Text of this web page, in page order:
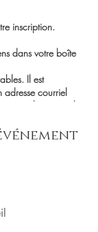
inscription.
dans votre boîte
Il est
courriel
que les courriels